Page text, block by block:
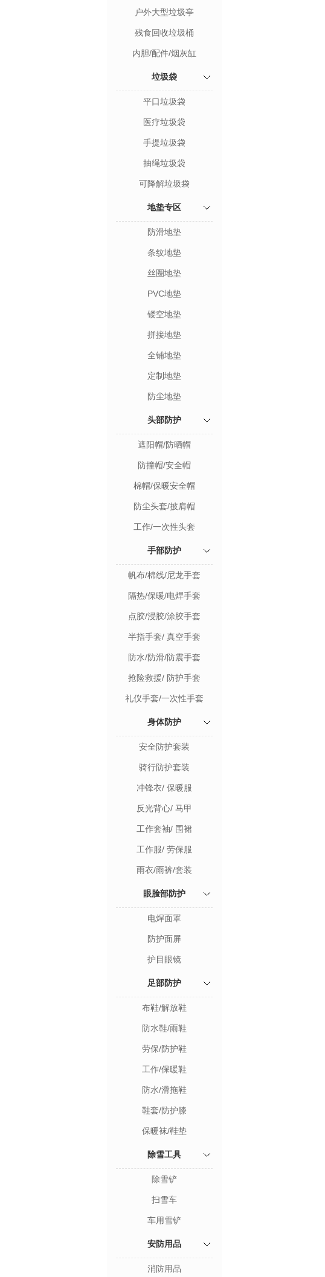
户外大型垃圾亭
残食回收垃圾桶
内胆/配件/烟灰缸
垃圾袋
平口垃圾袋
医疗垃圾袋
手提垃圾袋
抽绳垃圾袋
可降解垃圾袋
地垫专区
防滑地垫
条纹地垫
丝圈地垫
PVC地垫
镂空地垫
拼接地垫
全铺地垫
定制地垫
防尘地垫
头部防护
遮阳帽/防晒帽
防撞帽/安全帽
棉帽/保暖安全帽
防尘头套/披肩帽
工作/一次性头套
手部防护
帆布/棉线/尼龙手套
隔热/保暖/电焊手套
点胶/浸胶/涂胶手套
半指手套/ 真空手套
防水/防滑/防震手套
抢险救援/ 防护手套
礼仪手套/一次性手套
身体防护
安全防护套装
骑行防护套装
冲锋衣/ 保暖服
反光背心/ 马甲
工作套袖/ 围裙
工作服/ 劳保服
雨衣/雨裤/套装
眼脸部防护
电焊面罩
防护面屏
护目眼镜
足部防护
布鞋/解放鞋
防水鞋/雨鞋
劳保/防护鞋
工作/保暖鞋
防水/滑拖鞋
鞋套/防护膝
保暖袜/鞋垫
除雪工具
除雪铲
扫雪车
车用雪铲
安防用品
消防用品